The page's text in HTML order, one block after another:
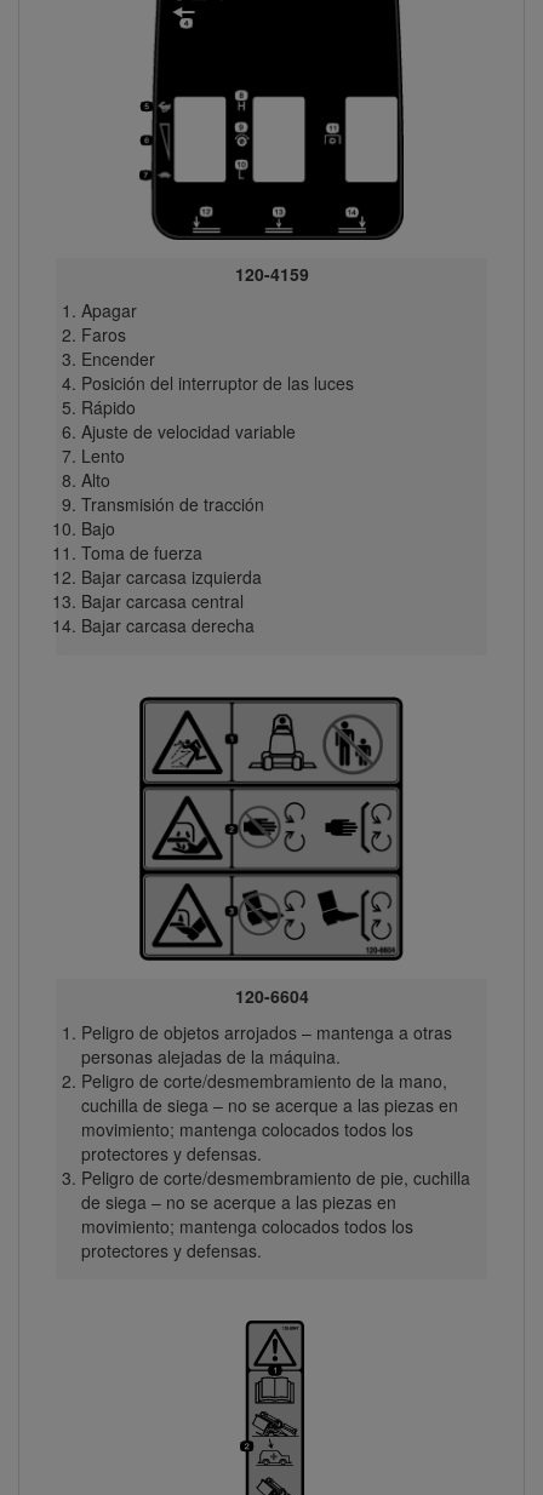
120-4159
Apagar
Faros
Encender
Posición del interruptor de las luces
Rápido
Ajuste de velocidad variable
Lento
Alto
Transmisión de tracción
Bajo
Toma de fuerza
Bajar carcasa izquierda
Bajar carcasa central
Bajar carcasa derecha
120-6604
Peligro de objetos arrojados – mantenga a otras
personas alejadas de la máquina.
Peligro de corte/desmembramiento de la mano,
cuchilla de siega – no se acerque a las piezas en
movimiento; mantenga colocados todos los
protectores y defensas.
Peligro de corte/desmembramiento de pie, cuchilla
de siega – no se acerque a las piezas en
movimiento; mantenga colocados todos los
protectores y defensas.